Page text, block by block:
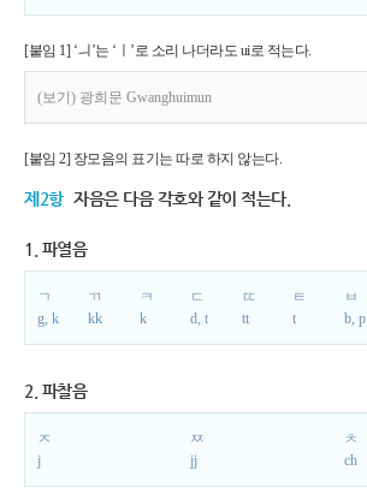
[붙임 1] ‘ㅢ’는 ‘ㅣ’로 소리 나더라도 ui로 적는다.
(보기) 광희문 Gwanghuimun
[붙임 2] 장모음의 표기는 따로 하지 않는다.
제2항 자음은 다음 각호와 같이 적는다.
1. 파열음
ㄱ
g, k
ㄲ
kk
ㅋ
k
ㄷ
d, t
ㄸ
tt
ㅌ
t
ㅂ
b, p
2. 파찰음
ㅈ
j
ㅉ
jj
ㅊ
ch